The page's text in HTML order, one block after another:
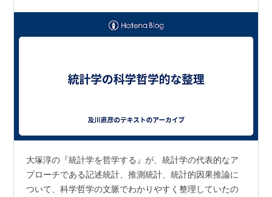
大塚淳の『統計学を哲学する』が、統計学の代表的なア
プローチである記述統計、推測統計、統計的因果推論に
ついて、科学哲学の文脈でわかりやすく整理していたの